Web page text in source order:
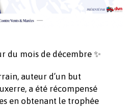
du mois de décembre ✨
auteur d’un but
a été récompensé
en obtenant le trophée